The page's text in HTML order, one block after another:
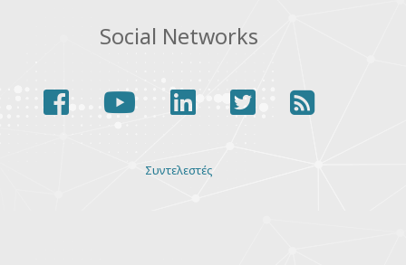
Social Networks
facebookyoutubelinkedintwitterrss
Συντελεστές